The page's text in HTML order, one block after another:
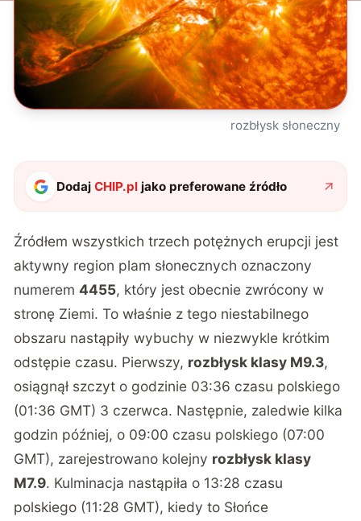
rozbłysk słoneczny
DodajCHIP.pl jako preferowane źródło
Źródłem wszystkich trzech potężnych erupcji jest
aktywny region plam słonecznych oznaczony
numerem4455, który jest obecnie zwrócony w
stronę Ziemi. To właśnie z tego niestabilnego
obszaru nastąpiły wybuchy w niezwykle krótkim
odstępie czasu. Pierwszy, rozbłysk klasy M9.3,
osiągnął szczyt o godzinie 03:36 czasu polskiego
(01:36 GMT) 3 czerwca. Następnie, zaledwie kilka
godzin później, o 09:00 czasu polskiego (07:00
GMT), zarejestrowano kolejny rozbłysk klasy
M7.9. Kulminacja nastąpiła o 13:28 czasu
polskiego (11:28 GMT), kiedy to Słońce